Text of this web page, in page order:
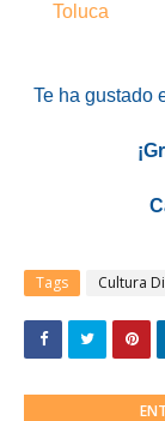
Toluca
Te ha gustado
Tags Cultura